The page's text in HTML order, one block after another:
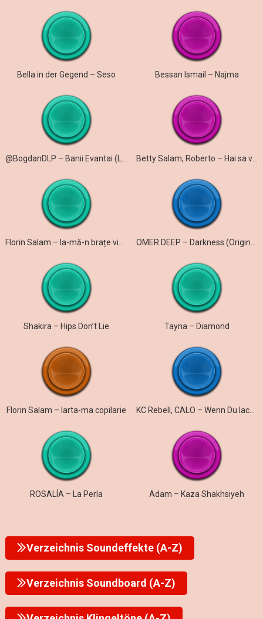
Bella in der Gegend – Seso Bessan Ismail – Najma
Betty Salam, Roberto – Hai sa vada lumea
Shakira – Hips Don’t Lie Tayna – Diamond
Florin Salam – Iarta-ma copilarie KC Rebell, CALO – Wenn Du lachst
ROSALÍA – La Perla Adam – Kaza Shakhsiyeh
Verzeichnis Soundeffekte (A-Z)
Verzeichnis Soundboard (A-Z)